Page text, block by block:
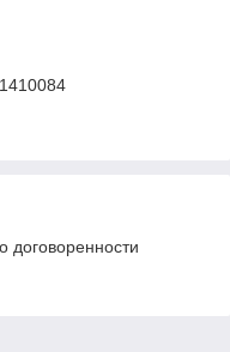
договоренности